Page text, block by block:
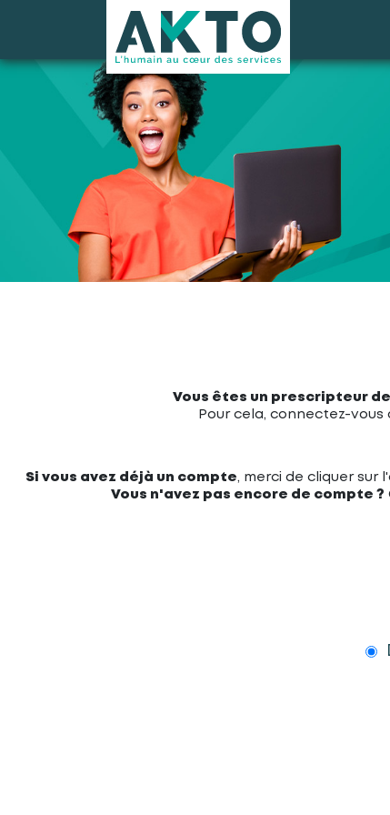
Vous êtes un prescripteur de
Pour cela, connectez-
Si vous avez déjà un compte, merci de cliquer
Vous n'avez pas encore de compte ?